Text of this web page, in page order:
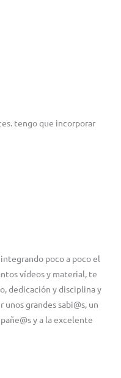
tengo que incorporar
poco a poco el
vídeos y material, te
dedicación y disciplina y
unos grandes sabi@s, un
y a la excelente